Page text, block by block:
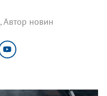
, Автор новин